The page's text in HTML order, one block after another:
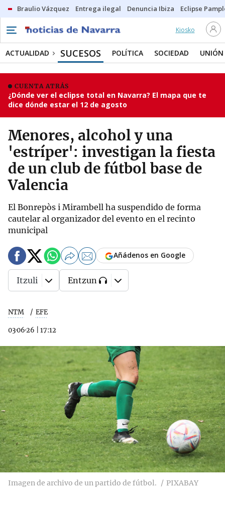
Braulio Vázquez Entrega ilegal Denuncia Ibiza Eclipse
Kiosko
ACTUALIDAD SUCESOS POLÍTICA SOCIEDAD UNIÓN
CUENTA ATRÁS
¿Dónde ver el eclipse total en Navarra? El mapa que te
dice dónde estar el 12 de agosto
Menores, alcohol y una
'estríper': investigan la fiesta
de un club de fútbol base de
Valencia
El Bonrepòs i Mirambell ha suspendido de forma
cautelar al organizador del evento en el recinto
municipal
NTM EFE
03·06·26 17:12
Añádenos en Google
Itzuli Entzun
Imagen de archivo de un partido de fútbol. PIXABAY